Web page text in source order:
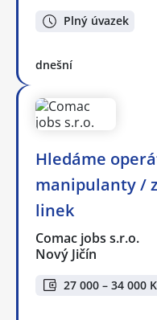
Plný úvazek
dnešní
Hledáme
manipulanty /
linek
Comac jobs s.r.o.
Nový Jičín
27 000 – 34 000